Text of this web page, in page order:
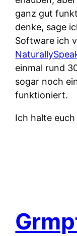
ganz gut
denke, sage
Software ich
einmal rund
sogar noch
funktioniert.
Ich halte